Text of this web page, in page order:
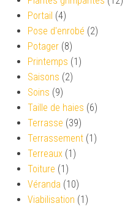
Portail (4)
Pose d'enrobé (2)
Potager (8)
Printemps (1)
Saisons (2)
Soins (9)
Taille de haies (6)
Terrasse (39)
Terrassement (1)
Terreaux (1)
Toiture (1)
Véranda (10)
Viabilisation (1)